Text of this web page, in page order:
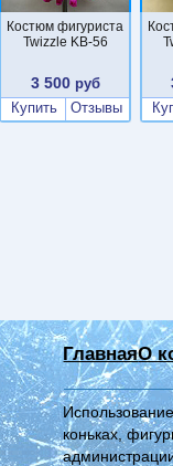
Костюм фигуриста
Twizzle KB-56
3 500руб
Купить
Отзывы
ГлавнаяО
коньках,